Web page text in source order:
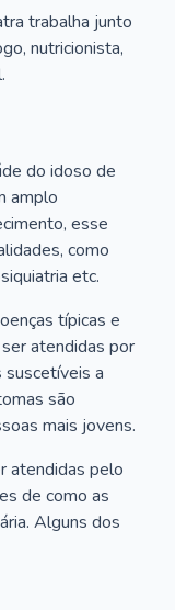
trabalha junto
nutricionista,
do idoso de
amplo
esse
como
etc.
típicas e
atendidas por
a
são
mais jovens.
atendidas pelo
de como as
Alguns dos